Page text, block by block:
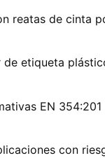
reatas de cinta
de etiqueta
EN
con